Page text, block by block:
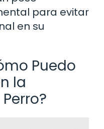
para evitar
en su
Puedo
la